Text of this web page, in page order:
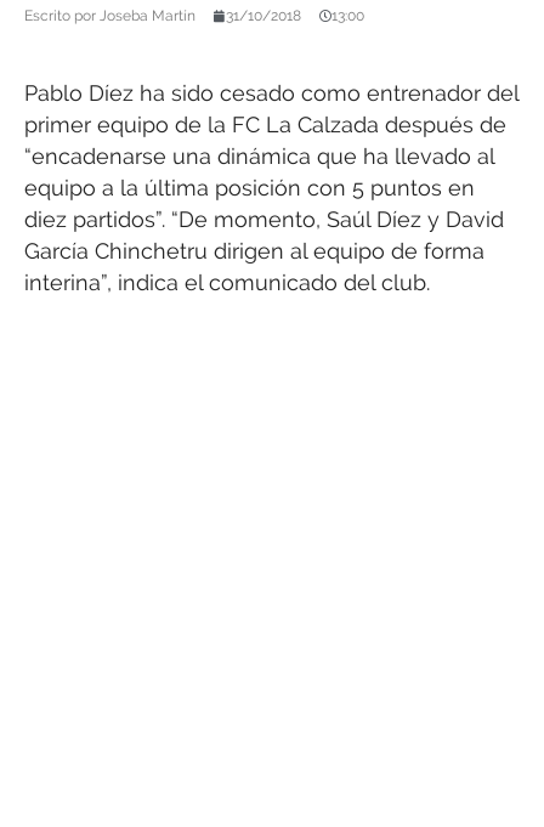
Escrito por Joseba Martín 31/10/2018 13:00
Pablo Díez ha sido cesado como entrenador del
primer equipo de la FC La Calzada después de
“encadenarse una dinámica que ha llevado al
equipo a la última posición con 5 puntos en
diez partidos”. “De momento, Saúl Díez y David
García Chinchetru dirigen al equipo de forma
interina”, indica el comunicado del club.